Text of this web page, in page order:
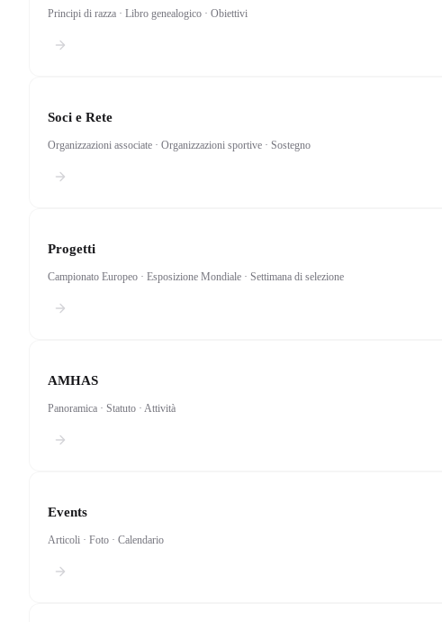
Principi di razza · Libro genealogico · Obiettivi
Soci e Rete
Organizzazioni associate · Organizzazioni sportive · Sostegno
Progetti
Campionato Europeo · Esposizione Mondiale · Settimana di selezione
AMHAS
Panoramica · Statuto · Attività
Events
Articoli · Foto · Calendario